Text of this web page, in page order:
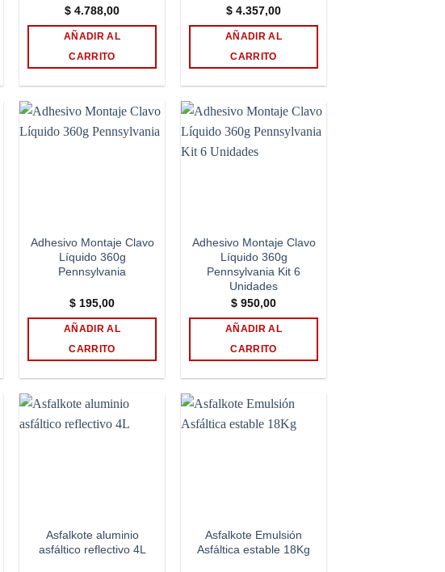
$ 4.788,00
AÑADIR AL
CARRITO
$ 4.357,00
AÑADIR AL
CARRITO
Adhesivo Montaje Clavo
Líquido 360g
Pennsylvania
$ 195,00
AÑADIR AL
CARRITO
Adhesivo Montaje Clavo
Líquido 360g
Pennsylvania Kit 6
Unidades
$ 950,00
AÑADIR AL
CARRITO
Asfalkote aluminio
asfáltico reflectivo 4L
Asfalkote Emulsión
Asfáltica estable 18Kg